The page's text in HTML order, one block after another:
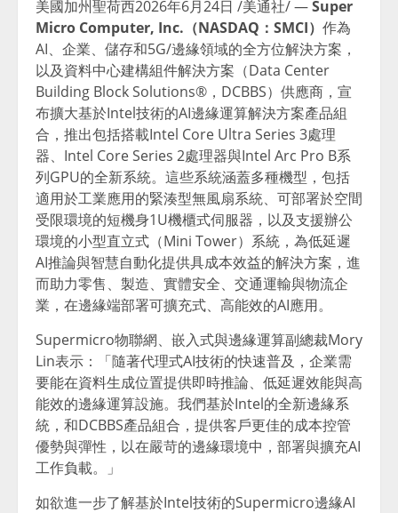
美國加州聖荷西2026年6月24日 /美通社/ —Super
Micro Computer, Inc. （NASDAQ ： SMCI） 作為
AI、企業、儲存和5G/邊緣領域的全方位解決方案，
以及資料中心建構組件解決方案（Data Center
Building Block Solutions®，DCBBS）供應商，宣
布擴大基於Intel技術的AI邊緣運算解決方案產品組
合，推出包括搭載Intel Core Ultra Series 3處理
器、Intel Core Series 2處理器與Intel Arc Pro B系
列GPU的全新系統。這些系統涵蓋多種機型，包括
適用於工業應用的緊湊型無風扇系統、可部署於空間
受限環境的短機身1U機櫃式伺服器，以及支援辦公
環境的小型直立式（Mini Tower）系統，為低延遲
AI推論與智慧自動化提供具成本效益的解決方案，進
而助力零售、製造、實體安全、交通運輸與物流企
業，在邊緣端部署可擴充式、高能效的AI應用。
Supermicro物聯網、嵌入式與邊緣運算副總裁Mory
Lin表示：「隨著代理式AI技術的快速普及，企業需
要能在資料生成位置提供即時推論、低延遲效能與高
能效的邊緣運算設施。我們基於Intel的全新邊緣系
統，和DCBBS產品組合，提供客戶更佳的成本控管
優勢與彈性，以在嚴苛的邊緣環境中，部署與擴充AI
工作負載。」
如欲進一步了解基於Intel技術的Supermicro邊緣AI